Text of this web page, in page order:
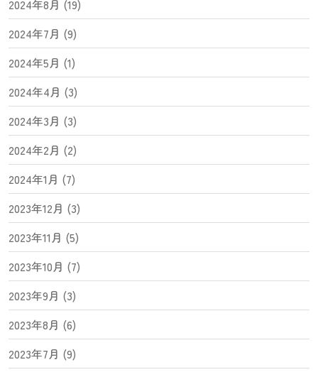
2024年8月 (19)
2024年7月 (9)
2024年5月 (1)
2024年4月 (3)
2024年3月 (3)
2024年2月 (2)
2024年1月 (7)
2023年12月 (3)
2023年11月 (5)
2023年10月 (7)
2023年9月 (3)
2023年8月 (6)
2023年7月 (9)